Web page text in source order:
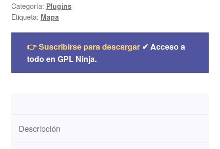
Categoría: Plugins
Etiqueta: Mapa
👉 Suscribirse para descargar✔ Acceso a
todo en GPL Ninja.
Descripción